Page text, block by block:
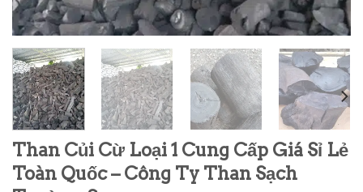
Than Củi Cừ Loại 1 Cung Cấp Giá Sỉ Lẻ
Toàn Quốc – Công Ty Than Sạch